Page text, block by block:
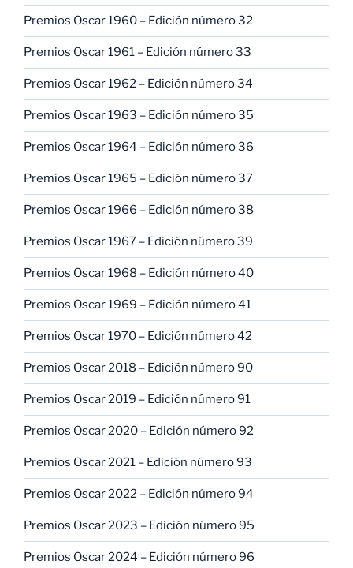
Premios Oscar 1960 – Edición número 32
Premios Oscar 1961 – Edición número 33
Premios Oscar 1962 – Edición número 34
Premios Oscar 1963 – Edición número 35
Premios Oscar 1964 – Edición número 36
Premios Oscar 1965 – Edición número 37
Premios Oscar 1966 – Edición número 38
Premios Oscar 1967 – Edición número 39
Premios Oscar 1968 – Edición número 40
Premios Oscar 1969 – Edición número 41
Premios Oscar 1970 – Edición número 42
Premios Oscar 2018 – Edición número 90
Premios Oscar 2019 – Edición número 91
Premios Oscar 2020 – Edición número 92
Premios Oscar 2021 – Edición número 93
Premios Oscar 2022 – Edición número 94
Premios Oscar 2023 – Edición número 95
Premios Oscar 2024 – Edición número 96